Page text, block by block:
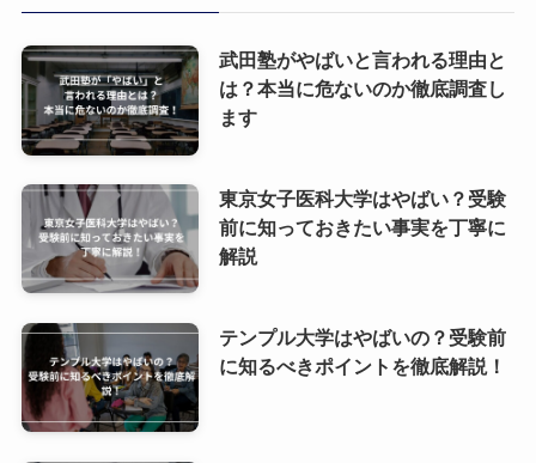
武田塾がやばいと言われる理由と
は？本当に危ないのか徹底調査し
ます
東京女子医科大学はやばい？受験
前に知っておきたい事実を丁寧に
解説
テンプル大学はやばいの？受験前
に知るべきポイントを徹底解説！